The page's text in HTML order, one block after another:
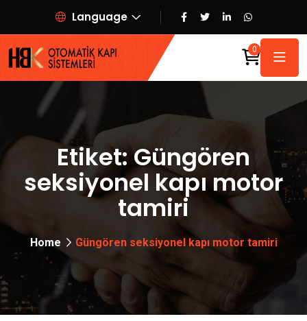
Language
0
Etiket:Güngören
seksiyonel kapı motor
tamiri
Home Güngören seksiyonel kapı motor tamiri